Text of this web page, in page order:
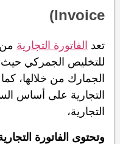
Invoice)
تعد الفاتورة التجارية من
للتخليص الجمركي حيث
الجمارك من خلالها،
التجارية على أساس
التجارية،
وتحتوى الفاتورة